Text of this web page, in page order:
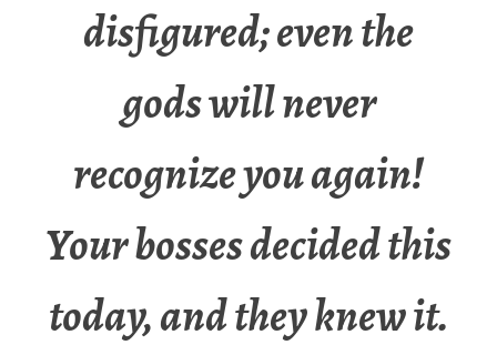
disfigured; even the
gods will never
recognize you again!
Your bosses decided this
today, and they knew it.